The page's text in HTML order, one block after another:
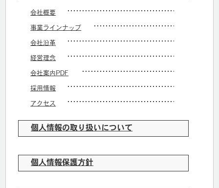
会社概要
事業ラインナップ
会社沿革
経営理念
会社案内PDF
採用情報
アクセス
個人情報の取り扱いについて
個人情報保護方針